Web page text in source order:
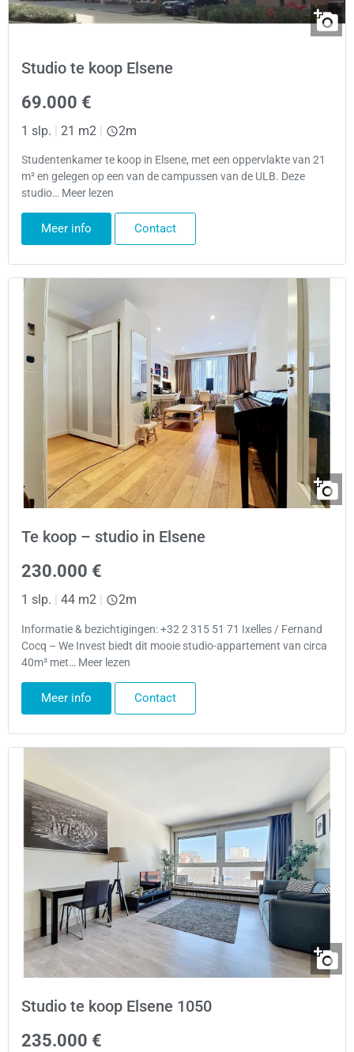
Studio te koop Elsene
69.000 €
1 slp. | 21 m2 | 2m
Studentenkamer te koop in Elsene, met een oppervlakte van 21
m² en gelegen op een van de campussen van de ULB. Deze
studio… Meer lezen
Meer info Contact
Te koop – studio in Elsene
230.000 €
1 slp. 44 m2 2m
Informatie & bezichtigingen: +32 2 315 51 71 Ixelles / Fernand
Cocq – We Invest biedt dit mooie studio-appartement van circa
40m² met… Meer lezen
Meer info Contact
Studio te koop Elsene 1050
235.000 €